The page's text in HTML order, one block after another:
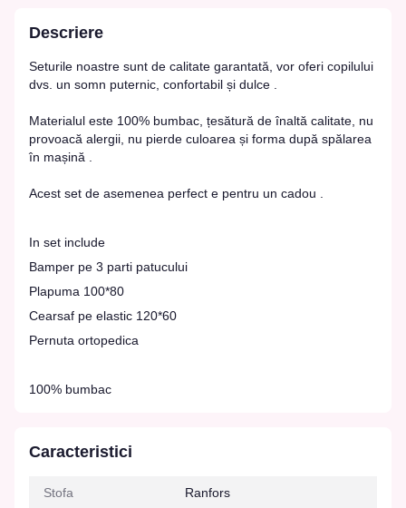
Descriere
Seturile noastre sunt de calitate garantată, vor oferi copilului
dvs. un somn puternic, confortabil și dulce .
Materialul este 100% bumbac, țesătură de înaltă calitate, nu
provoacă alergii, nu pierde culoarea și forma după spălarea
în mașină .
Acest set de asemenea perfect e pentru un cadou .
In set include
Bamper pe 3 parti patucului
Plapuma 100*80
Cearsaf pe elastic 120*60
Pernuta ortopedica
100% bumbac
Caracteristici
Stofa Ranfors